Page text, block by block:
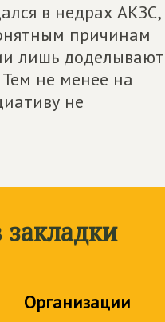
в недрах АКЗС,
причинам
лишь доделывают
не менее на
не
Организации